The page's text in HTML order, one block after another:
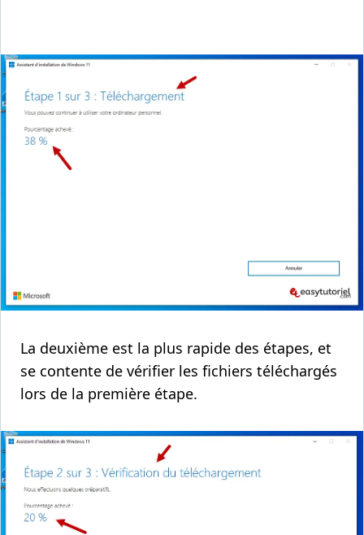
La deuxième est la plus rapide des étapes, et
se contente de vérifier les fichiers téléchargés
lors de la première étape.